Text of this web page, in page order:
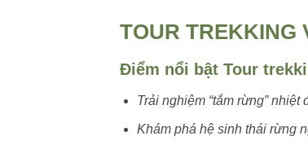
TOUR TREKKING
Điểm nổi bật Tour
Trải nghiệm “tắm rừng”
Khám phá hệ sinh thái rừng